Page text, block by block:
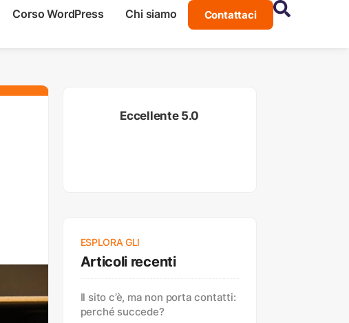
Corso WordPress Chi siamo Contattaci
Eccellente 5.0
ESPLORA GLI
Articoli recenti
Il sito c’è, ma non porta contatti:
perché succede?